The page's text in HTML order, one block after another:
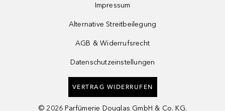
Impressum
Alternative Streitbeilegung
AGB & Widerrufsrecht
Datenschutzeinstellungen
VERTRAG WIDERRUFEN
© 2026 Parfümerie Douglas GmbH & Co. KG.